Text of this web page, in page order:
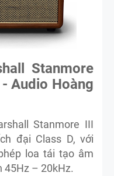
Stanmore
Audio Hoàng
Stanmore III
đại Class D, với
loa tái tạo âm
45Hz – 20kHz.